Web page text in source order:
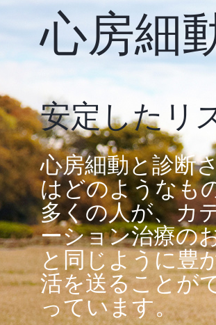
心房細
安定したリ
心房細動と診断
はどのようなも
多くの人が、カ
ーション治療の
と同じように豊
活を送ることが
っています。